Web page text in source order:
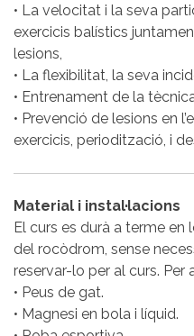
• La velocitat i la seva
exercicis balístics
lesions,
• La flexibilitat, la seva
• Entrenament de la
• Prevenció de lesions en
exercicis, periodització, i
Material i instal·lacions
El curs es durà a terme en
del rocòdrom, sense
reservar-lo per al curs. Per
• Peus de gat.
• Magnesi en bola i líquid.